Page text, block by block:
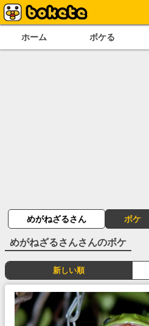
ホーム ボケる
めがねざるさん ボケ
めがねざるさんさんのボケ
新しい順